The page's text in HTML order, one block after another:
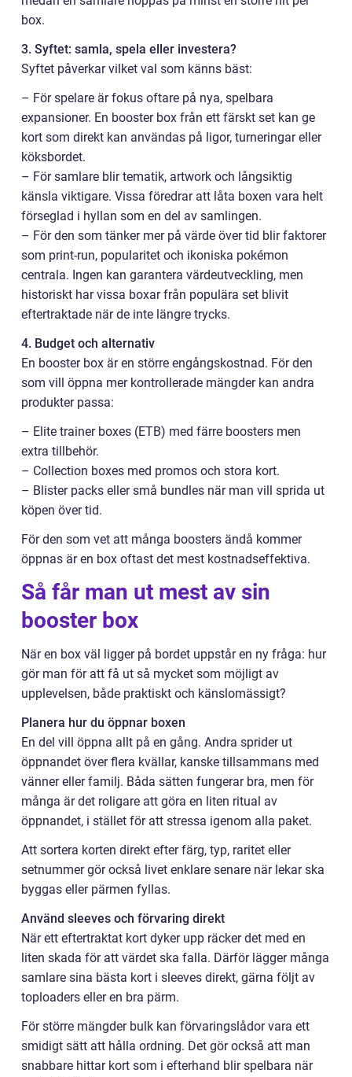
box.
3. Syftet: samla, spela eller investera?
Syftet påverkar vilket val som känns bäst:
– För spelare är fokus oftare på nya, spelbara
expansioner. En booster box från ett färskt set kan ge
kort som direkt kan användas på ligor, turneringar eller
köksbordet.
– För samlare blir tematik, artwork och långsiktig
känsla viktigare. Vissa föredrar att låta boxen vara helt
förseglad i hyllan som en del av samlingen.
– För den som tänker mer på värde över tid blir faktorer
som print-run, popularitet och ikoniska pokémon
centrala. Ingen kan garantera värdeutveckling, men
historiskt har vissa boxar från populära set blivit
eftertraktade när de inte längre trycks.
4. Budget och alternativ
En booster box är en större engångskostnad. För den
som vill öppna mer kontrollerade mängder kan andra
produkter passa:
– Elite trainer boxes (ETB) med färre boosters men
extra tillbehör.
– Collection boxes med promos och stora kort.
– Blister packs eller små bundles när man vill sprida ut
köpen över tid.
För den som vet att många boosters ändå kommer
öppnas är en box oftast det mest kostnadseffektiva.
Så får man ut mest av sin
booster box
När en box väl ligger på bordet uppstår en ny fråga: hur
gör man för att få ut så mycket som möjligt av
upplevelsen, både praktiskt och känslomässigt?
Planera hur du öppnar boxen
En del vill öppna allt på en gång. Andra sprider ut
öppnandet över flera kvällar, kanske tillsammans med
vänner eller familj. Båda sätten fungerar bra, men för
många är det roligare att göra en liten ritual av
öppnandet, i stället för att stressa igenom alla paket.
Att sortera korten direkt efter färg, typ, raritet eller
setnummer gör också livet enklare senare när lekar ska
byggas eller pärmen fyllas.
Använd sleeves och förvaring direkt
När ett eftertraktat kort dyker upp räcker det med en
liten skada för att värdet ska falla. Därför lägger många
samlare sina bästa kort i sleeves direkt, gärna följt av
toploaders eller en bra pärm.
För större mängder bulk kan förvaringslådor vara ett
smidigt sätt att hålla ordning. Det gör också att man
snabbare hittar kort som i efterhand blir spelbara när